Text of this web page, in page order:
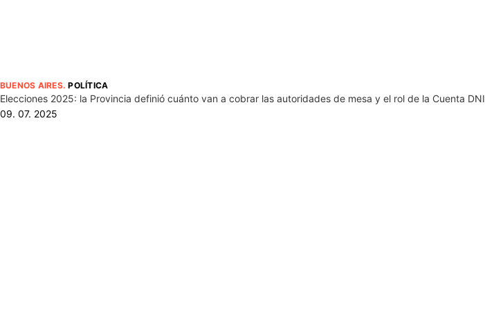
BUENOS AIRES.POLÍTICA
Elecciones 2025: la Provincia definió cuánto van a cobrar las autoridades de mesa y el rol de la Cuenta DNI
09. 07. 2025